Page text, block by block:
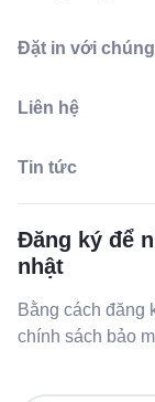
Đặt in với
Liên hệ
Tin tức
Đăng ký để
nhật
Bằng cách đăng
chính sách bảo